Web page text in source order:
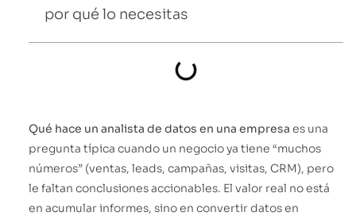
por qué lo necesitas
Qué hace un analista de datos en una empresa es una
pregunta típica cuando un negocio ya tiene “muchos
números” (ventas, leads, campañas, visitas, CRM), pero
le faltan conclusiones accionables. El valor real no está
en acumular informes, sino en convertir datos en